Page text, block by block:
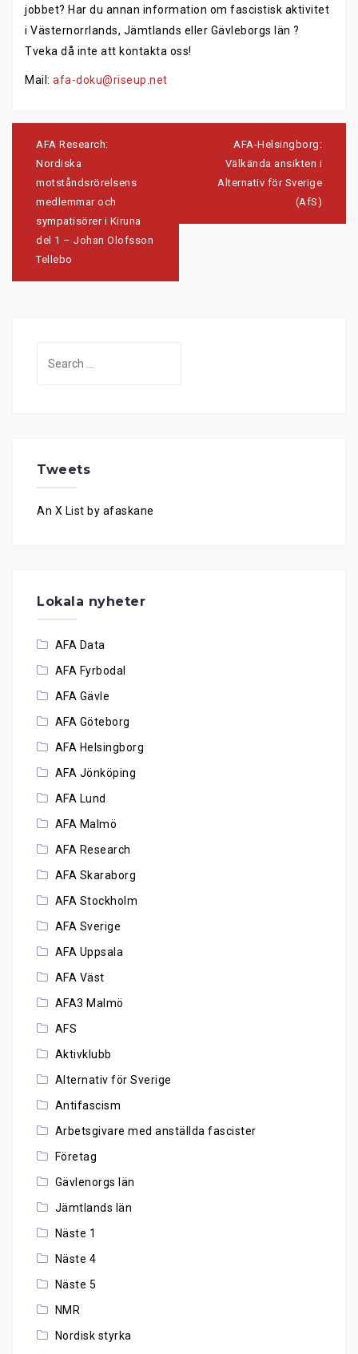
jobbet? Har du annan information om fascistisk aktivitet
i Västernorrlands, Jämtlands eller Gävleborgs län ?
Tveka då inte att kontakta oss!
Mail: afa-doku@riseup.net
navigation
AFA Research:
Nordiska
motståndsrörelsens
medlemmar och
sympatisörer i Kiruna
del 1 – Johan Olofsson
Tellebo
AFA-Helsingborg:
Välkända ansikten i
Alternativ för Sverige
(AfS)
Tweets
An X List by afaskane
Lokala nyheter
AFA Data
AFA Fyrbodal
AFA Gävle
AFA Göteborg
AFA Helsingborg
AFA Jönköping
AFA Lund
AFA Malmö
AFA Research
AFA Skaraborg
AFA Stockholm
AFA Sverige
AFA Uppsala
AFA Väst
AFA3 Malmö
AFS
Aktivklubb
Alternativ för Sverige
Antifascism
Arbetsgivare med anställda fascister
Företag
Gävlenorgs län
Jämtlands län
Näste 1
Näste 4
Näste 5
NMR
Nordisk styrka